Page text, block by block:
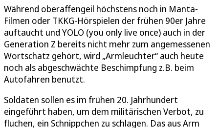
Während oberaffengeil höchstens noch in Manta-
Filmen oder TKKG-Hörspielen der frühen 90er Jahre
auftaucht und YOLO (you only live once) auch in der
Generation Z bereits nicht mehr zum angemessenen
Wortschatz gehört, wird „Armleuchter“ auch heute
noch als abgeschwächte Beschimpfung z.B. beim
Autofahren benutzt.
Soldaten sollen es im frühen 20. Jahrhundert
eingeführt haben, um dem militärischen Verbot, zu
fluchen, ein Schnippchen zu schlagen. Das aus Arm